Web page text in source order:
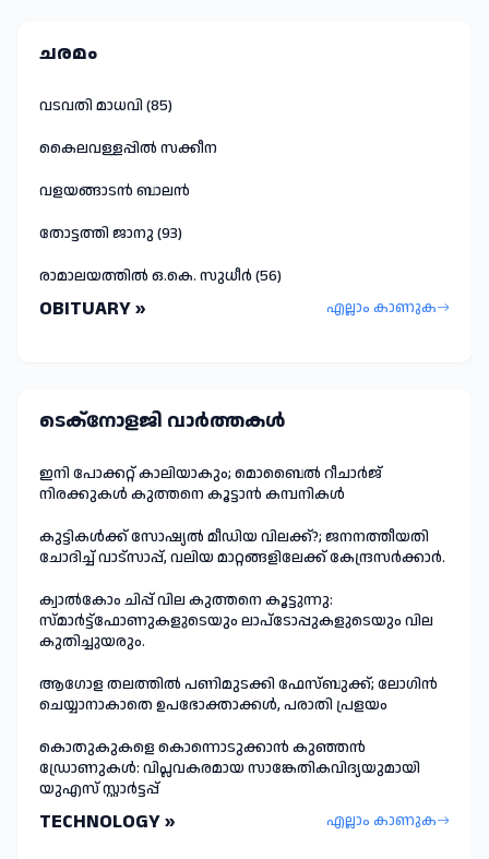
ചരമം
വടവതി മാധവി (85)
കൈലവള്ളപ്പിൽ സക്കീന
വളയങ്ങാടൻ ബാലൻ
തോട്ടത്തി ജാനു (93)
രാമാലയത്തിൽ ഒ.കെ. സുധീർ (56)
OBITUARY » എല്ലാം കാണുക
ടെക്നോളജി വാർത്തകള്‍
ഇനി പോക്കറ്റ് കാലിയാകും; മൊബൈൽ റീചാർജ്
നിരക്കുകൾ കുത്തനെ കൂട്ടാൻ കമ്പനികൾ
കുട്ടികൾക്ക് സോഷ്യൽ മീഡിയ വിലക്ക്?; ജനനത്തീയതി
ചോദിച്ച് വാട്‌സാപ്പ്, വലിയ മാറ്റങ്ങളിലേക്ക് കേന്ദ്രസർക്കാർ.
ക്വാൽകോം ചിപ്പ് വില കുത്തനെ കൂട്ടുന്നു:
സ്മാർട്ട്ഫോണുകളുടെയും ലാപ്ടോപ്പുകളുടെയും വില
കുതിച്ചുയരും.
ആഗോള തലത്തിൽ പണിമുടക്കി ഫേസ്ബുക്ക്; ലോഗിന്‍
ചെയ്യാനാകാതെ ഉപഭോക്താക്കള്‍, പരാതി പ്രളയം
കൊതുകുകളെ കൊന്നൊടുക്കാൻ കുഞ്ഞൻ
ഡ്രോണുകൾ: വിപ്ലവകരമായ സാങ്കേതികവിദ്യയുമായി
യുഎസ് സ്റ്റാർട്ടപ്പ്
TECHNOLOGY » എല്ലാം കാണുക